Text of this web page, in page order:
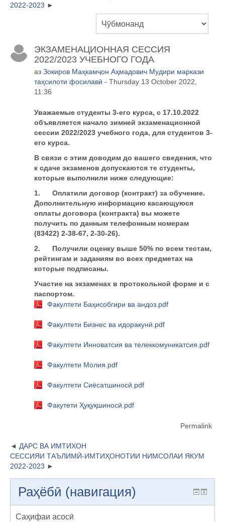
2022-2023
ЭКЗАМЕНАЦИОННАЯ СЕССИЯ
2022/2023 УЧЕБНОГО ГОДА
аз Зокиров Маҳкамҷон Аҳмадович Мудири маркази
таҳсилоти фосилавӣ - Thursday 13 October 2022,
11:36
Уважаемые студенты 3-его курса, с 17.10.2022
объявляется начало зимней экзаменационной
сессии 2022/2023 учебного года, для студентов 3-
его курса.
В связи с этим доводим до вашего сведения, что
к сдаче экзаменов допускаются те студенты,
которые выполнили ниже следующие:
1. Оплатили договор (контракт) за обучение.
Дополнительную информацию касающуюся
оплаты договора (контракта) вы можете
получить по данным телефонным номерам
(83422) 2-38-67, 2-30-26).
2. Получили оценку выше 50% по всем тестам,
рейтингам и заданиям во всех предметах на
которые подписаны.
Участие на экзаменах в протокольной форме и с
паспортом.
Факултети Баҳисобгири ва андоз.pdf
Факултети Бизнес ва идоракунӣ.pdf
Факултети Инноватсия ва телеккомуникатсия.pdf
Факултети Молия.pdf
Факултети Сиёсатшиносӣ.pdf
Факутети Ҳуқуқшиносӣ.pdf
Permalink
ДАРС ВА ИМТИХОН
СЕССИЯИ ТАЪЛИМӢ-ИМТИҲОНОТИИ НИМСОЛАИ ЯКУМ
2022-2023
Раҳёбӣ (навигация)
Саҳифаи асосӣ